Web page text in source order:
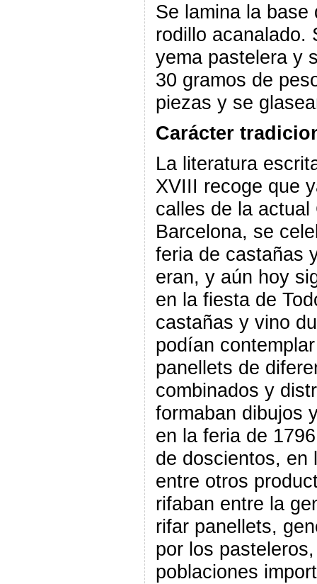
Se lamina la base
rodillo acanalado.
yema pastelera y
30 gramos de
piezas y se
Carácter
La literatura
XVIII recoge que
calles de la actual
Barcelona, se
feria de castañas
eran, y aún hoy
en la fiesta de
castañas y vino
podían
panellets de
combinados y
formaban dibujos
en la feria de
de doscientos, en
entre otros
rifaban entre la
rifar panellets,
por los
poblaciones